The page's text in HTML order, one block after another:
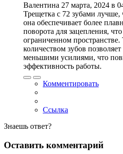
Валентина 27 марта, 2024 в
Трещетка с 72 зубами лучше,
она обеспечивает более
поворота для зацепления,
ограниченном
количеством зубов
меньшими усилиями, что
эффективность работы.
Комментировать
Ссылка
Знаешь ответ?
Оставить комментарий